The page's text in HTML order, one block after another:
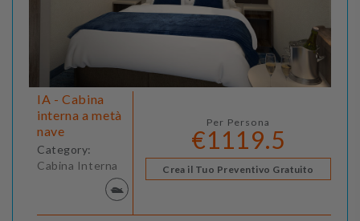
IA - Cabina
interna a metà
nave
Category:
Cabina Interna
Per Persona
€1119.5
Crea il Tuo Preventivo Gratuito